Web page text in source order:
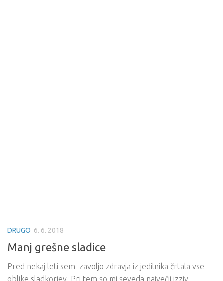
DRUGO 6. 6. 2018
Manj grešne sladice
Pred nekaj leti sem zavoljo zdravja iz jedilnika črtala vse
oblike sladkorjev. Pri tem so mi seveda največji izziv